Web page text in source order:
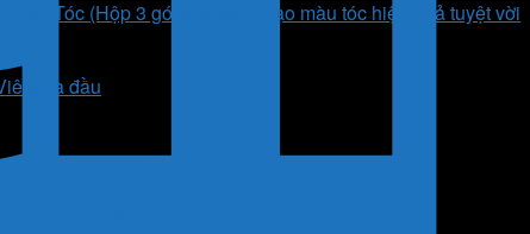
Tóc (Hộp 3 gói x 15ml) – Tạo màu tóc hiệu quả tuyệt vời